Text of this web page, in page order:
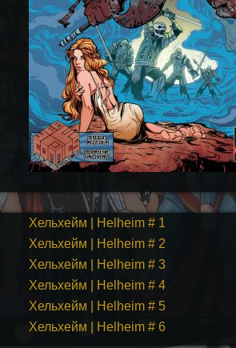
Хельхейм | Helheim # 1
Хельхейм | Helheim # 2
Хельхейм | Helheim # 3
Хельхейм | Helheim # 4
Хельхейм | Helheim # 5
Хельхейм | Helheim # 6